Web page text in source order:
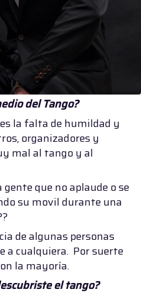
del Tango?
la falta de humildad y
organizadores y
mal al tango y al
que no aplaude o se
su movil durante una
de algunas personas
a cualquiera. Por suerte
la mayoría.
el tango?